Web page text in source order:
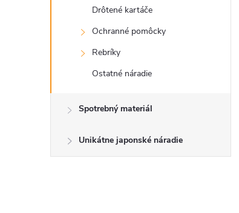
Drôtené kartáče
Ochranné pomôcky
Rebríky
Ostatné náradie
Spotrebný materiál
Unikátne japonské náradie